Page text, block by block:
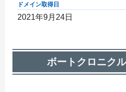
ドメイン取得日
2021年9月24日
ボートクロニク